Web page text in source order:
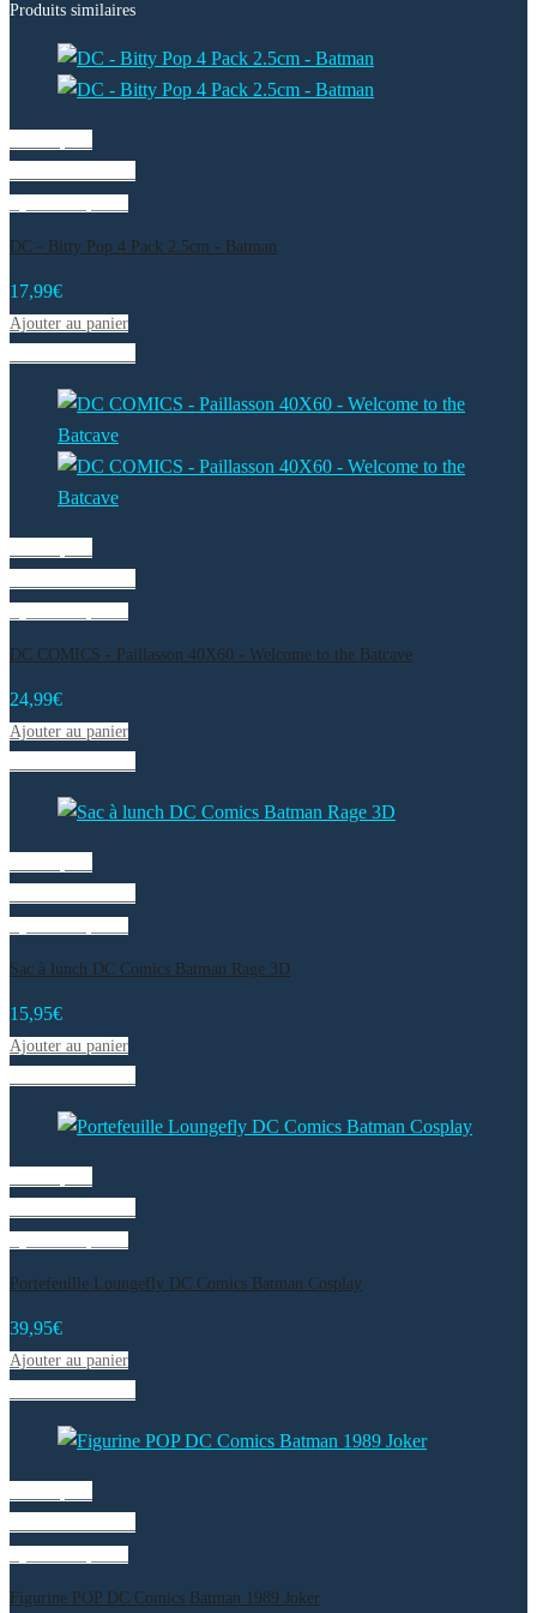
Produits similaires
DC - Bitty Pop 4 Pack 2.5cm - Batman
17,99€
Ajouter au panier
DC COMICS - Paillasson 40X60 - Welcome to the Batcave
24,99€
Ajouter au panier
Sac à lunch DC Comics Batman Rage 3D
15,95€
Ajouter au panier
Portefeuille Loungefly DC Comics Batman Cosplay
39,95€
Ajouter au panier
Figurine POP DC Comics Batman 1989 Joker